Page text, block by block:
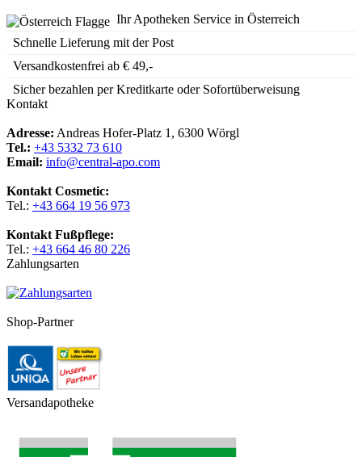
Ihr Apotheken Service in Österreich
Schnelle Lieferung mit der Post
Versandkostenfrei ab € 49,-
Sicher bezahlen per Kreditkarte oder Sofortüberweisung
Kontakt
Adresse: Andreas Hofer-Platz 1, 6300 Wörgl
Tel.: +43 5332 73 610
Email: info@central-apo.com
Kontakt Cosmetic:
Tel.: +43 664 19 56 973
Kontakt Fußpflege:
Tel.: +43 664 46 80 226
Zahlungsarten
Shop-Partner
Versandapotheke